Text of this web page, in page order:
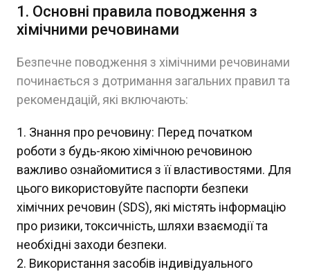
1. Основні правила поводження з
хімічними речовинами
Безпечне поводження з хімічними речовинами
починається з дотримання загальних правил та
рекомендацій, які включають:
Знання про речовину: Перед початком
роботи з будь-якою хімічною речовиною
важливо ознайомитися з її властивостями. Для
цього використовуйте паспорти безпеки
хімічних речовин (SDS), які містять інформацію
про ризики, токсичність, шляхи взаємодії та
необхідні заходи безпеки.
Використання засобів індивідуального